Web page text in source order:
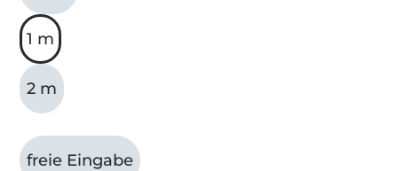
1 m
2 m
freie Eingabe